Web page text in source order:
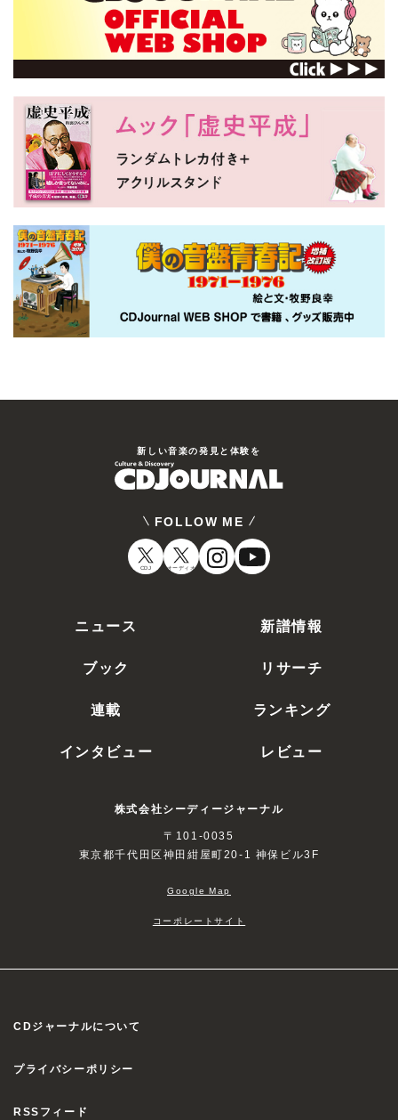
新しい⾳楽の発⾒と体験を
FOLLOW ME
CDJ オーディオ
ニュース
新譜情報
ブック
リサーチ
連載
ランキング
インタビュー
レビュー
株式会社シーディージャーナル
〒101-0035
東京都千代田区神田紺屋町20-1 神保ビル3F
Google Map
コーポレートサイト
CDジャーナルについて
プライバシーポリシー
RSSフィード